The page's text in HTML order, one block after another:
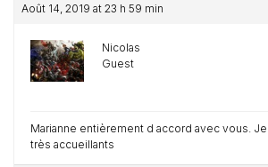
Août 14, 2019 at 23 h 59 min
Nicolas
Guest
Marianne entièrement d accord avec vous.
très accueillants